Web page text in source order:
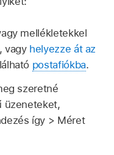
mellékletekkel
vagy helyezze át az
postafiókba.
szeretné
üzeneteket,
így > Méret